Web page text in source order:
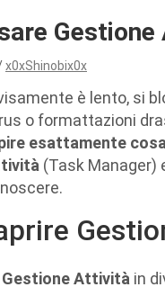
x0xShinobix0x
è lento, si
o formattazioni
esattamente
(Task Manager)
Gestione Attività in